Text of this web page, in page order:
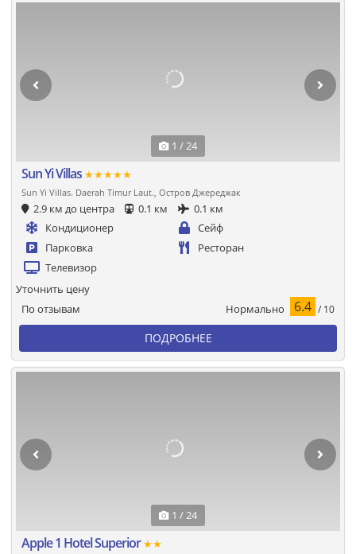
1 / 24
Sun Yi Villas ★★★★★
Sun Yi Villas. Daerah Timur Laut., Остров Джереджак
2.9 км до центра 0.1 км
0.1 км
Кондиционер
Сейф
Парковка
Ресторан
Телевизор
По отзывам Нормально 6.4 / 10
Уточнить цену
ПОДРОБНЕЕ
1 / 24
Apple 1 Hotel Superior★★